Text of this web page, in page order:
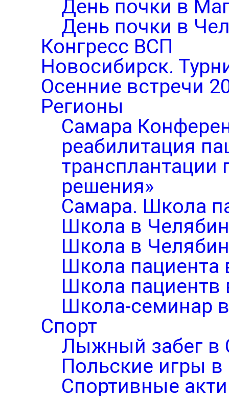
День почки в
День почки в
Конгресс ВСП
Новосибирск.
Осенние встречи
Регионы
Самара
реабилитация
трансплантации
решения»
Самара. Школа
Школа в
Школа в
Школа пациента
Школа пациентв
Школа-семинар
Спорт
Лыжный забег в
Польские игры в
Спортивные